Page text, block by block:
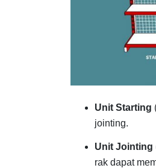
Unit Starting
jointing.
Unit Jointing
rak dapat